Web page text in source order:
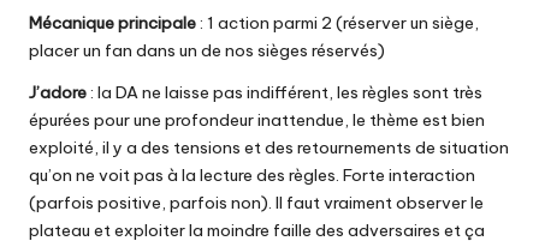
Mécanique principale: 1 action parmi 2 (réserver un siège,
placer un fan dans un de nos sièges réservés)
J’adore: la DA ne laisse pas indifférent, les règles sont très
épurées pour une profondeur inattendue, le thème est bien
exploité, il y a des tensions et des retournements de situation
qu’on ne voit pas à la lecture des règles. Forte interaction
(parfois positive, parfois non). Il faut vraiment observer le
plateau et exploiter la moindre faille des adversaires et ça